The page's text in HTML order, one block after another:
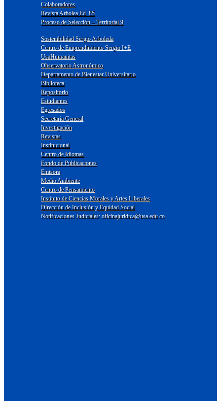
Colaboradores
Revista Arbolea Ed. 85
Proceso de Selección – Territorial 9
Sostenibilidad Sergio Arboleda
Centro de Emprendimiento Sergio I+E
UsaHumanitas
Observatorio Astronómico
Departamento de Bienestar Universitario
Biblioteca
Repositorio
Estudiantes
Egresados
Secretaría General
Investigación
Revistas
Institucional
Centro de Idiomas
Fondo de Publicaciones
Emisora
Medio Ambiente
Centro de Pensamiento
Instituto de Ciencias Morales y Artes Liberales
Dirección de Inclusión y Equidad Social
Notificaciones Judiciales: oficinajuridica@usa.edu.co